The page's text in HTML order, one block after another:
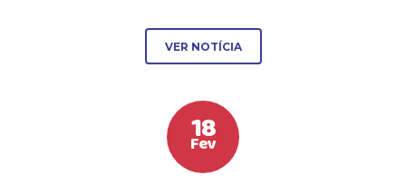
VER NOTÍCIA
18
Fev